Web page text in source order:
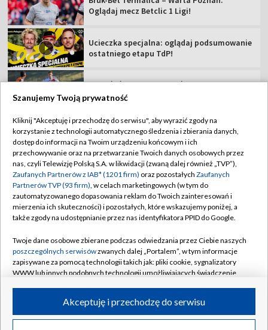
Wrocławska nuda. Trwa fatalna seria
TVP
Abonament TVP
Sklep TVP
Biuro Reklamy
Oferta Handlowa
Emisja w TVP
Rada Programowa
Ogłoszenia przetargowe
Akademia Telewizyjna
Regulamin TVP
Polityka prywatności
Moje zgody
Biuro reklamy
Kanały
©2026 Telewizja Polska Spółka Akcyjna w likwidacji
Szanujemy Twoją prywatność
Kliknij "Akceptuję i przechodzę do serwisu", aby wyrazić zgody na
korzystanie z technologii automatycznego śledzenia i zbierania danych,
dostęp do informacji na Twoim urządzeniu końcowym i ich
przechowywanie oraz na przetwarzanie Twoich danych osobowych przez
nas, czyli Telewizję Polską S.A. w likwidacji (zwaną dalej również „TVP”),
Zaufanych Partnerów z IAB* (1201 firm) oraz pozostałych Zaufanych
Partnerów TVP (93 firm), w celach marketingowych (w tym do
zautomatyzowanego dopasowania reklam do Twoich zainteresowań i
mierzenia ich skuteczności) i pozostałych, które wskazujemy poniżej, a
także zgody na udostępnianie przez nas identyfikatora PPID do Google.
Twoje dane osobowe zbierane podczas odwiedzania przez Ciebie naszych
poszczególnych serwisówzwanych dalej „Portalem”, w tym informacje
zapisywane za pomocą technologii takich jak: pliki cookie, sygnalizatory
WWW lub innych podobnych technologii umożliwiających świadczenie
ruchu w Internecie.Akceptuję i przechodzę do serwisu